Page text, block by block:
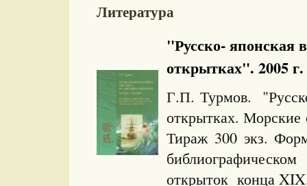
Литература
"Русско- японская
открытках". 2005 г.
Г.П. Турмов.
открытках.
Тираж 300 экз.
открыток конца